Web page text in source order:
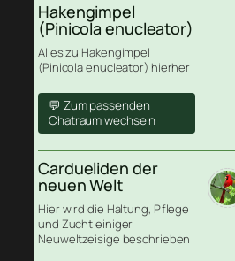
Hakengimpel
(Pinicola enucleator)
Alles zu Hakengimpel
(Pinicola enucleator) hierher
💬 Zum passenden
Chatraum wechseln
Cardueliden der
neuen Welt
Hier wird die Haltung, Pflege
und Zucht einiger
Neuweltzeisige beschrieben